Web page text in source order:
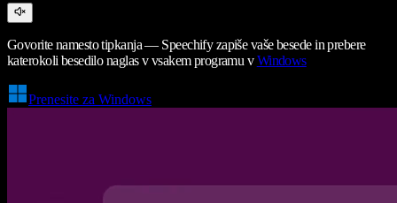
Govorite namesto tipkanja — Speechify zapiše vaše besede in prebere
katerokoli besedilo naglas v vsakem programu vWindows
Prenesite za Windows